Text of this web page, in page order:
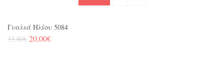
Γυαλιά Ηλίου 5084
33,80€ 20,00€